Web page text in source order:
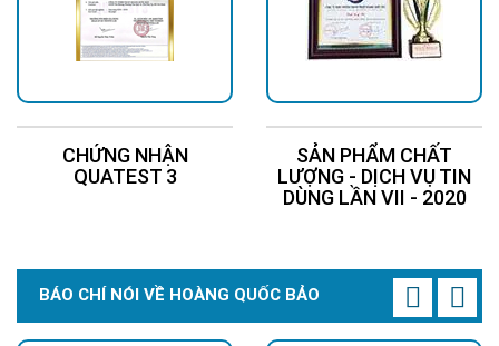
CHỨNG NHẬN
QUATEST 3
SẢN PHẨM CHẤT
LƯỢNG - DỊCH VỤ TIN
DÙNG LẦN VII - 2020
BÁO CHÍ NÓI VỀ HOÀNG QUỐC BẢO